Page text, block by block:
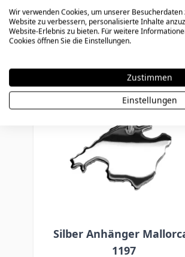
Könnte dir auch
Press to skip carousel
Silber Anhänger
1197
Wir verwenden Cookies, um unserer
Website zu verbessern, personalisierte Inhalte
Website-Erlebnis zu bieten. Für weitere
Cookies öffnen Sie die Einstellungen.
Zustimmen
Einstellungen